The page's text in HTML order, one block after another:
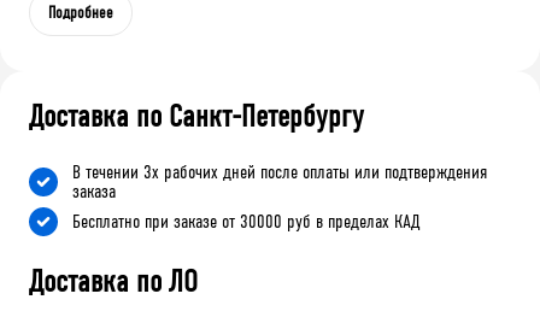
Подробнее
Доставка по Санкт-Петербургу
В течении 3х рабочих дней после оплаты или подтверждения
заказа
Бесплатно при заказе от 30000 руб в пределах КАД
Доставка по ЛО